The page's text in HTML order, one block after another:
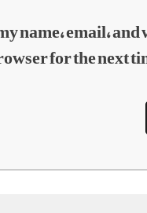
name, email, and
for the next